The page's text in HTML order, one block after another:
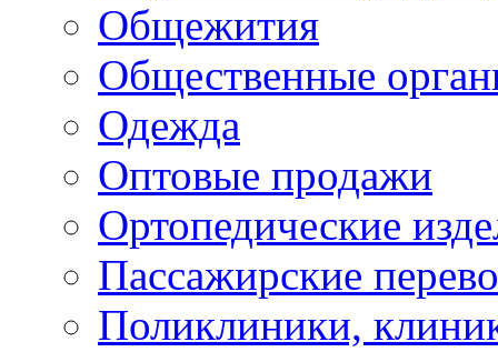
Общежития
Общественные
Одежда
Оптовые продажи
Ортопедические
Пассажирские
Поликлиники,